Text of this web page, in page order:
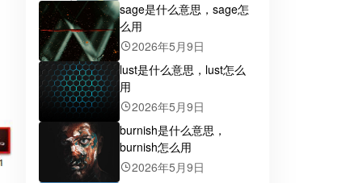
sage是什么意思，sage怎
么用
2026年5月9日
lust是什么意思，lust怎么
用
2026年5月9日
burnish是什么意思，
burnish怎么用
2026年5月9日